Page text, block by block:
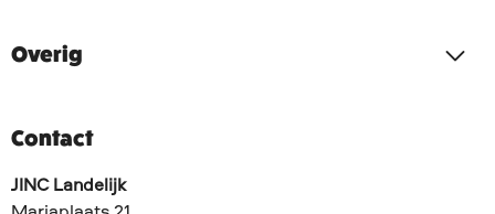
Overig
Contact
JINC Landelijk